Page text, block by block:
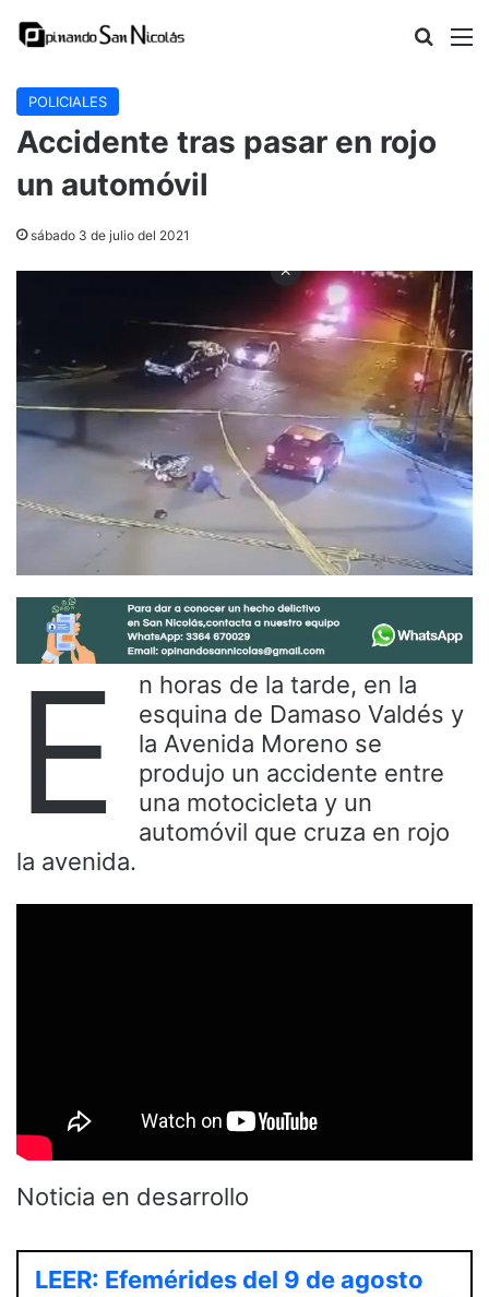
Buscar
POLICIALES
Accidente tras pasar en rojo
un automóvil
sábado 3 de julio del 2021
E
n horas de la tarde, en la
esquina de Damaso Valdés y
la Avenida Moreno se
produjo un accidente entre
una motocicleta y un
automóvil que cruza en rojo
la avenida.
Noticia en desarrollo
LEER: Efemérides del 9 de agosto